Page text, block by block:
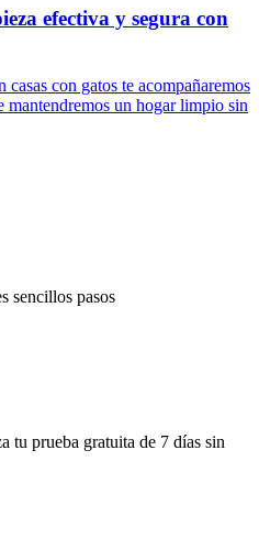
efectiva y segura con
con gatos te acompañaremos
mantendremos un hogar limpio sin
sencillos pasos
tu prueba gratuita de 7 días sin